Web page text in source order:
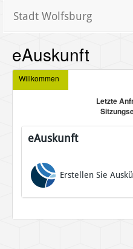
Stadt Wolfsburg
eAuskunft
Willkommen
Letzte
eAuskunft
Erstellen Sie